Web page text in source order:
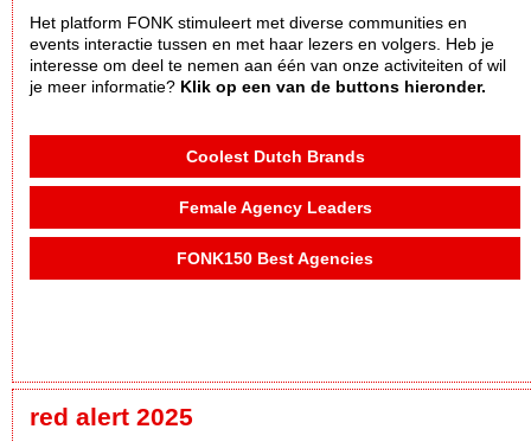
Het platform FONK stimuleert met diverse communities en
events interactie tussen en met haar lezers en volgers. Heb je
interesse om deel te nemen aan één van onze activiteiten of wil
je meer informatie? Klik op een van de buttons hieronder.
Coolest Dutch Brands
Female Agency Leaders
FONK150 Best Agencies
red alert 2025